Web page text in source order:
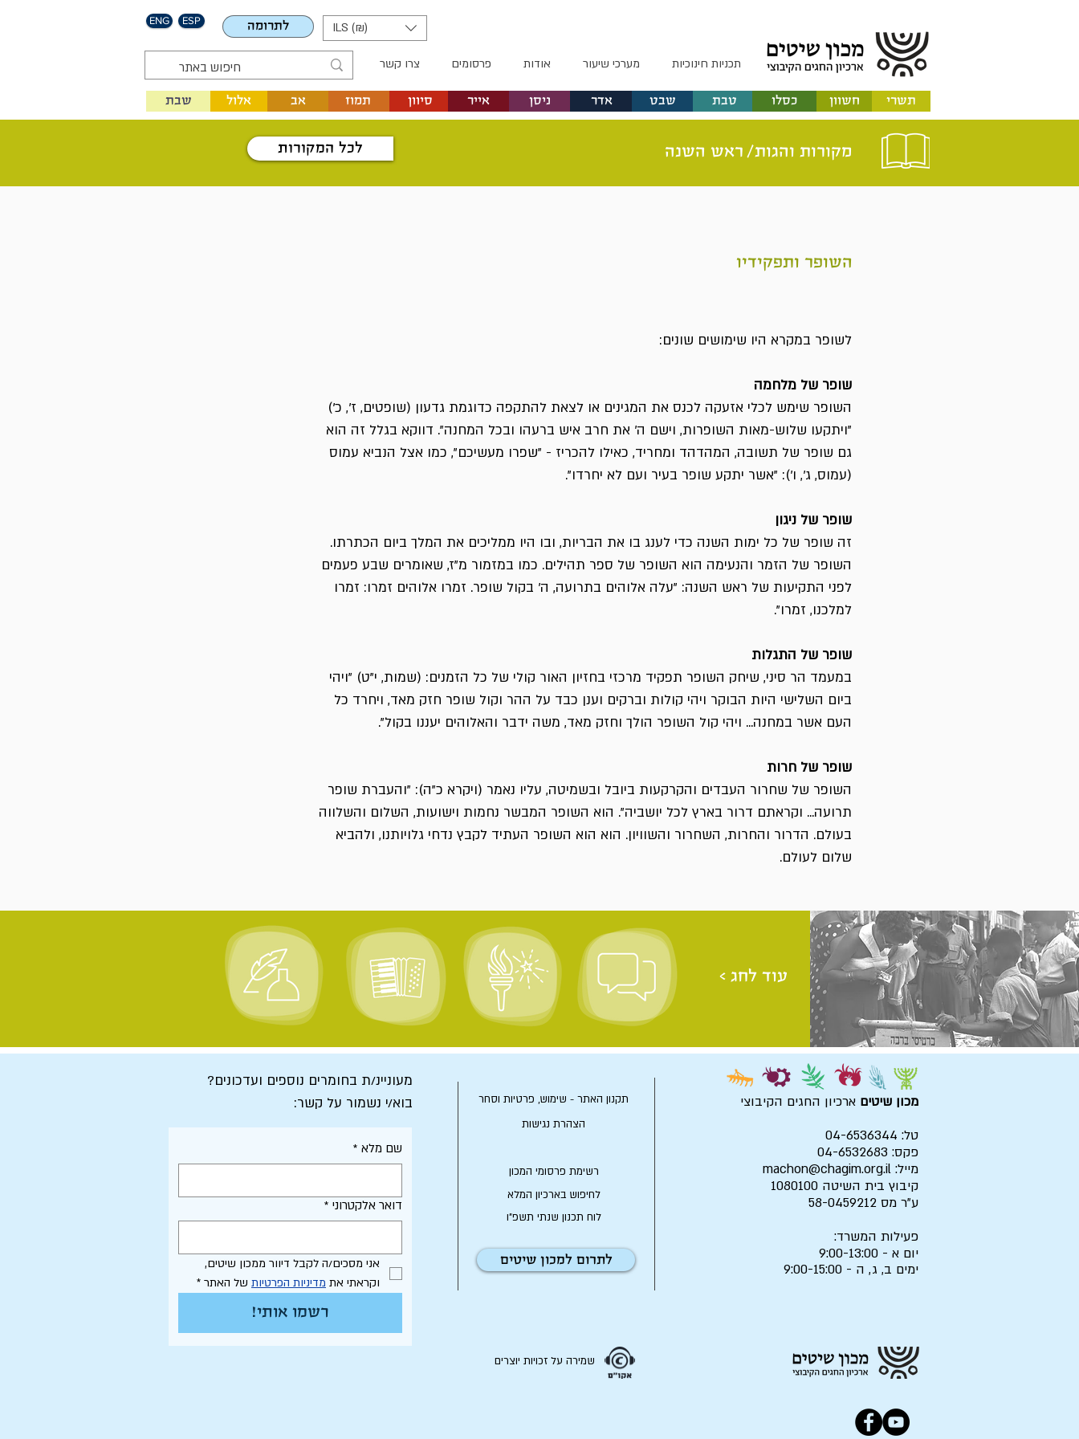
ENG ESP לתרומה ILS (₪)
תכניות חינוכיות מערכי שיעור אודות פרסומים צרו קשר
אלול שבת תמוז אב ניסן סיוון אדר טבת שבט חשוון תשרי כסלו אייר
לכל המקורות ראש השנה מקורות והגות/
השופר ותפקידיו
לשופר במקרא היו שימושים שונים:
שופר של מלחמה
השופר שימש לכלי אזעקה לכנס את המגינים או לצאת להתקפה כדוגמת גדעון (שופטים, ז', כ')
"ויתקעו שלוש-מאות השופרות, וישם ה' את חרב איש ברעהו ובכל המחנה". דווקא בגלל זה הוא
גם שופר של תשובה, המהדהד ומחריד, כאילו להכריז - "שפרו מעשיכם", כמו אצל הנביא עמוס
(עמוס, ג', ו'): "אשר יתקע שופר בעיר ועם לא יחרדו".
שופר של ניגון
זה שופר של כל ימות השנה כדי לענג בו את הבריות, ובו היו ממליכים את המלך ביום הכתרתו.
השופר של הזמר והנעימה הוא השופר של ספר תהילים. כמו במזמור מ"ז, שאומרים שבע פעמים
לפני התקיעות של ראש השנה: "עלה אלוהים בתרועה, ה' בקול שופר. זמרו אלוהים זמרו: זמרו
למלכנו, זמרו".
שופר של התגלות
במעמד הר סיני, שיחק השופר תפקיד מרכזי בחזיון האור קולי של כל הזמנים: (שמות, י"ט) "ויהי
ביום השלישי היות הבוקר ויהי קולות וברקים וענן כבד על ההר וקול שופר חזק מאד, ויחרד כל
העם אשר במחנה... ויהי קול השופר הולך וחזק מאד, משה ידבר והאלוהים יעננו בקול".
שופר של חרות
השופר של שחרור העבדים והקרקעות ביובל ובשמיטה, עליו נאמר (ויקרא כ"ה): "והעברת שופר
תרועה... וקראתם דרור בארץ לכל יושביה". הוא השופר המבשר נחמות וישועות, השלום והשלווה
בעולם. הדרור והחרות, השחרור והשוויון. הוא הוא השופר העתיד לקבץ נדחי גלויותנו, ולהביא
שלום לעולם.
עוד לחג >
מעוניינ/ת בחומרים נוספים ועדכונים?
בוא/י נשמור על קשר:
שם מלא *
דואר אלקטרוני *
וקראתי את מדיניות הפרטיות של האתר *
רשמו אותי!
תקנון האתר - שימוש, פרטיות וסחר
הצהרת נגישות
רשימת פרסומי המכון
לחיפוש בארכיון המלא
לוח תכנון שנתי תשפ"ו
לתרום למכון שיטים
מכון שיטים ארכיון החגים הקיבוצי
טל: 04-6536344
פקס: 04-6532683
מייל: machon@chagim.org.il
קיבוץ בית השיטה 1080100
ע"ר מס 58-0459212
פעילות המשרד:
יום א - 9:00-13:00
ימים ב, ג, ה - 9:00-15:00
שמירה על זכויות יוצרים